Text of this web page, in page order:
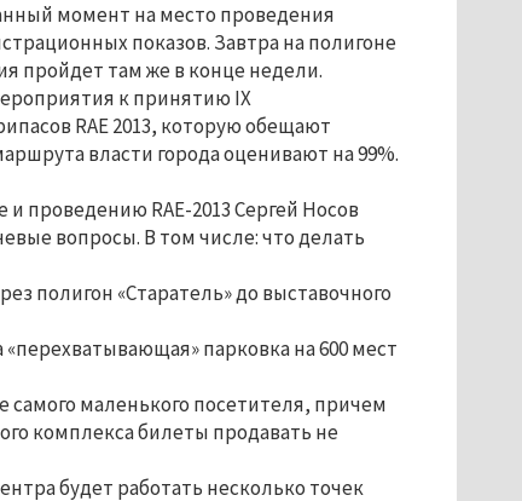
момент на место проведения
показов. Завтра на полигоне
пройдет там же в конце недели.
к принятию IX
RAE 2013, которую обещают
власти города оценивают на 99%.
проведению RAE-2013 Сергей Носов
вопросы. В том числе: что делать
полигон «Старатель» до выставочного
парковка на 600 мест
самого маленького посетителя, причем
комплекса билеты продавать не
будет работать несколько точек